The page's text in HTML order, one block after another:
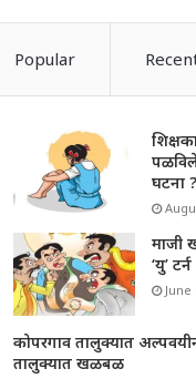
Popular
घटना ?
माजी
‘यु’ टर्न
June
कोपरगाव तालुक्यात
तालुक्यात खळबळ